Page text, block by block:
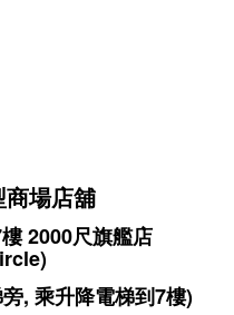
場店舖
2000尺旗艦店
, 乘升降電梯到7樓)